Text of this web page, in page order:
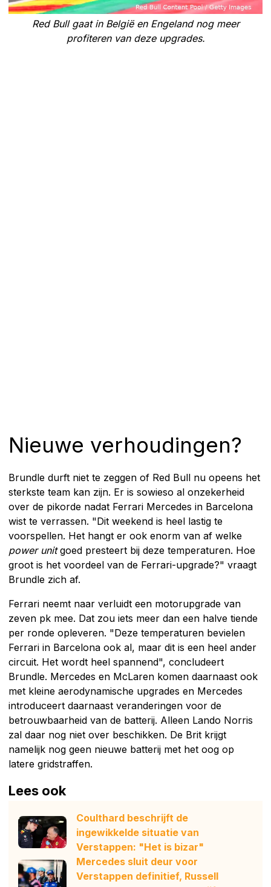
Red Bull gaat in België en Engeland nog meer
profiteren van deze upgrades.
Nieuwe verhoudingen?
Brundle durft niet te zeggen of Red Bull nu opeens het
sterkste team kan zijn. Er is sowieso al onzekerheid
over de pikorde nadat Ferrari Mercedes in Barcelona
wist te verrassen. "Dit weekend is heel lastig te
voorspellen. Het hangt er ook enorm van af welke
power unitgoed presteert bij deze temperaturen. Hoe
groot is het voordeel van de Ferrari-upgrade?" vraagt
Brundle zich af.
Ferrari neemt naar verluidt een motorupgrade van
zeven pk mee. Dat zou iets meer dan een halve tiende
per ronde opleveren. "Deze temperaturen bevielen
Ferrari in Barcelona ook al, maar dit is een heel ander
circuit. Het wordt heel spannend", concludeert
Brundle. Mercedes en McLaren komen daarnaast ook
met kleine aerodynamische upgrades en Mercedes
introduceert daarnaast veranderingen voor de
betrouwbaarheid van de batterij. Alleen Lando Norris
zal daar nog niet over beschikken. De Brit krijgt
namelijk nog geen nieuwe batterij met het oog op
latere gridstraffen.
Lees ook
Coulthard beschrijft de
ingewikkelde situatie van
Verstappen: "Het is bizar"
Mercedes sluit deur voor
Verstappen definitief, Russell